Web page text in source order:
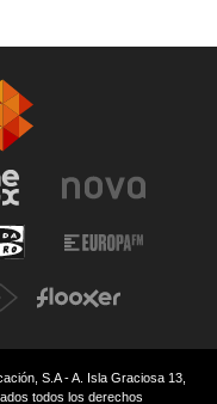
S.A - A. Isla Graciosa 13,
todos los derechos